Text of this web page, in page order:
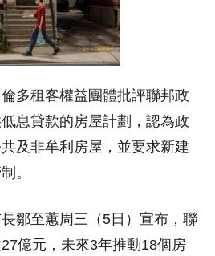
倫多租客權益團體批評聯邦政
息貸款的房屋計劃，認為政
及非牟利房屋，並要求新建
。
鄒至蕙周三（5日）宣布，聯
億元，未來3年推動18個房